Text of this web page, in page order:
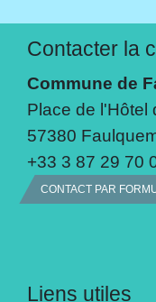
Contacter la
Commune de
Place de l'Hôtel
57380
+33 3 87 29 70
CONTACT PAR
Liens utiles